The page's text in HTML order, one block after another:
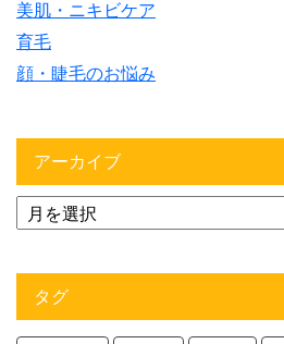
美肌・ニキビケア
育毛
顔・睫毛のお悩み
アーカイブ
タグ